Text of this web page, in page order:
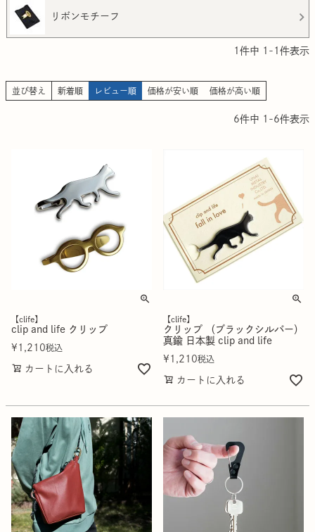
リボンモチーフ
1 件中 1 - 1 件表示
並び替え 新着順 レビュー順 価格が安い順 価格が高い順
6件中 1 -6件表示
【clife】
clip and life クリップ
¥ 1,210税込
カートに入れる
【clife】
クリップ （ブラックシルバー）
真鍮 日本製 clip and life
¥ 1,210税込
カートに入れる